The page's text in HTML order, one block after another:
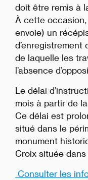
doit être remis à
À cette
envoie) un
de laquelle les
l’absence
Le délai
mois à partir de
Ce délai est
situé dans le
monument
Croix située dans
Consulter les